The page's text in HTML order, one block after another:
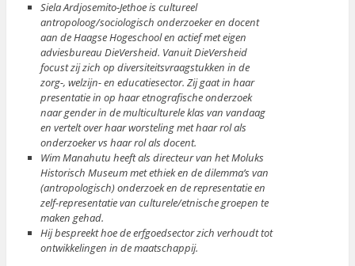
Siela Ardjosemito-Jethoe is cultureel
antropoloog/sociologisch onderzoeker en docent
aan de Haagse Hogeschool en actief met eigen
adviesbureau DieVersheid. Vanuit DieVersheid
focust zij zich op diversiteitsvraagstukken in de
zorg-, welzijn- en educatiesector. Zij gaat in haar
presentatie in op haar etnografische onderzoek
naar gender in de multiculturele klas van vandaag
en vertelt over haar worsteling met haar rol als
onderzoeker vs haar rol als docent.
Wim Manahutu heeft als directeur van het Moluks
Historisch Museum met ethiek en de dilemma’s van
(antropologisch) onderzoek en de representatie en
zelf-representatie van culturele/etnische groepen te
maken gehad.
Hij bespreekt hoe de erfgoedsector zich verhoudt tot
ontwikkelingen in de maatschappij.